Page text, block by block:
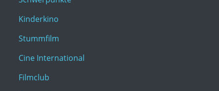
Kinderkino
Stummfilm
Cine International
Filmclub